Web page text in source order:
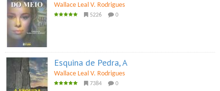
Wallace Leal V. Rodrigues
5226 0
Esquina de Pedra, A
Wallace Leal V. Rodrigues
7384 0